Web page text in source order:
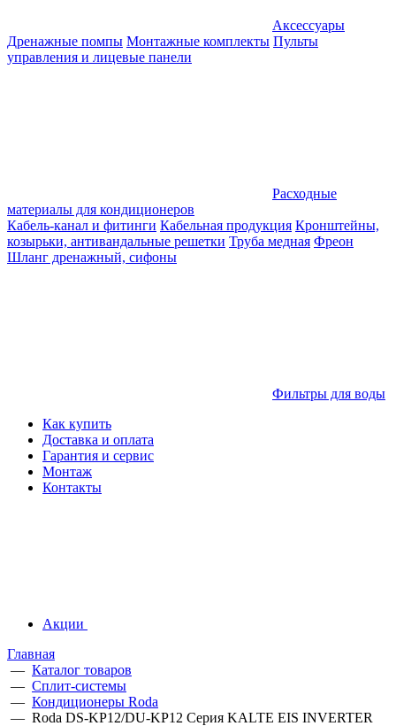
Аксессуары
Дренажные помпы Монтажные комплекты Пульты
управления и лицевые панели
Расходные
материалы для кондиционеров
Кабель-канал и фитинги Кабельная продукция Кронштейны,
козырьки, антивандальные решетки Труба медная Фреон
Шланг дренажный, сифоны
Фильтры для воды
Как купить
Доставка и оплата
Гарантия и сервис
Монтаж
Контакты
Акции
Главная
— Каталог товаров
— Сплит-системы
— Кондиционеры Roda
— Roda DS-KP12/DU-KP12 Серия KALTE EIS INVERTER